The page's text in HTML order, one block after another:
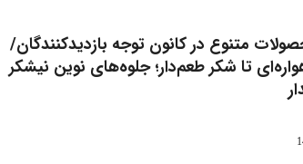
متنوع در کانون توجه بازدیدکنندگان/
تا شکر طعم‌دار؛ جلوه‌های نوین نیشکر